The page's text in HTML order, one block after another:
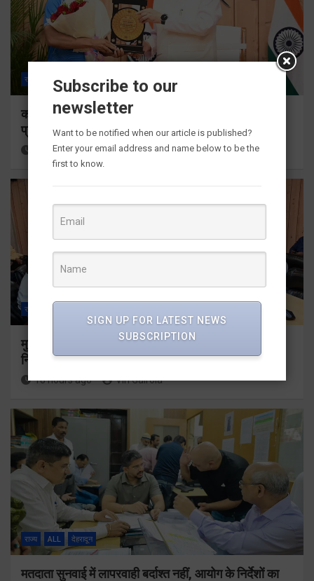
राज्य ALL देहरादून
कॉमनवेल्थ गेम्स 2026 के उत्तराखंड के पदक विजेताओं और
प्रशिक्षकों को मुख्यमंत्री धामी ने किया सम्मानित
18 hours ago Viri Gairola
राज्य
मुख्यमंत्री धामी ने उत्तराखंड क्रीड़ा विश्वविद्यालय गौलापार के
निर्माण कार्यों की समीक्षा की
18 hours ago Viri Gairola
राज्य ALL देहरादून
मतदाता सुनवाई में लापरवाही बर्दाश्त नहीं, आयोग के निर्देशों का
Subscribe to our
newsletter
Want to be notified when our article is published?
Enter your email address and name below to be the
first to know.
SIGN UP FOR LATEST NEWS
SUBSCRIPTION